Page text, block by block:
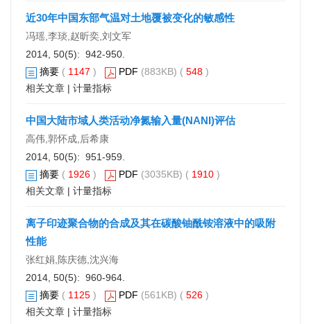
近30年中国东部气温对土地覆被变化的敏感性
冯瑶,李琰,赵昕奕,刘文军
2014, 50(5): 942-950.
摘要 ( 1147 ) PDF (883KB) ( 548 )
相关文章 | 计量指标
中国大陆市域人类活动净氮输入量(NANI)评估
高伟,郭怀成,后希康
2014, 50(5): 951-959.
摘要 ( 1926 ) PDF (3035KB) ( 1910 )
相关文章 | 计量指标
离子印迹聚合物的合成及其在碳酸铀酰铵溶液中的吸附
性能
张红娟,陈庆德,沈兴海
2014, 50(5): 960-964.
摘要 ( 1125 ) PDF (561KB) ( 526 )
相关文章 | 计量指标